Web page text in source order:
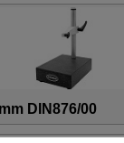
DIN876/00